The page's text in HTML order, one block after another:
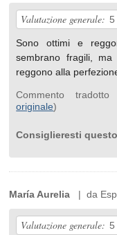
Valutazione generale: 5
Sono ottimi e
sembrano fragili,
reggono alla
Commento
originale)
Consiglieresti
María Aurelia | da
Valutazione generale: 5